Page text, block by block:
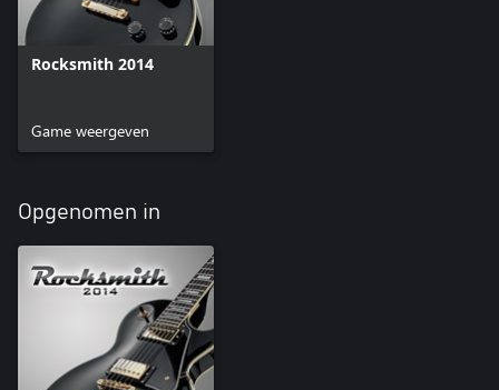
Rocksmith 2014
Game weergeven
Opgenomen in